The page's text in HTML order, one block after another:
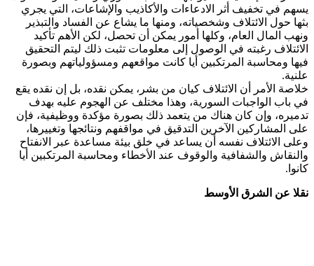
يسهم في تخفيف أثر الادعاءات والأكاذيب والإشاعات، التي يجري
بثها حول الائتلاف وشخصياته، ومنها ما يشاع عن الفساد والتبذير
ونهب المال العام، وكلها أمور يمكن أن تحصل، لكن الأهم تأكيد
الائتلاف رغبته في الوصول إلى معلومات تثبت ذلك ليتم التحقيق
فيها ومحاسبة المرتكبين أيا كانت مواقعهم ومسؤولياتهم وبصورة
علنية.
خلاصة الأمر أن الائتلاف كيان من بشر، يمكن نقده، بل إن نقده يقع
في باب الواجبات السورية، وهذا مختلف عن الهجوم عليه بهدف
تدميره، وإن كان هناك من يتعمد ذلك بصورة مؤكدة ووظيفية، فإن
على المشاركين الآخرين التدقيق في مواقفهم ونتائجها وتغييرها،
وعلى الائتلاف نفسه أن يساعد في خلق بيئة مساعدة عبر الانفتاح
والنقاش والشفافية والوقوف عند الأخطاء ومحاسبة المرتكبين أيا
كانوا.
نقلا عن الشرق الأوسط